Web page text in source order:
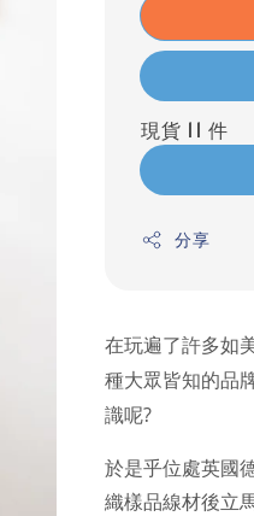
現貨 11 件
分享
在玩遍了許多如
種大眾皆知的品
識呢?
於是乎位處英國
織樣品線材後立